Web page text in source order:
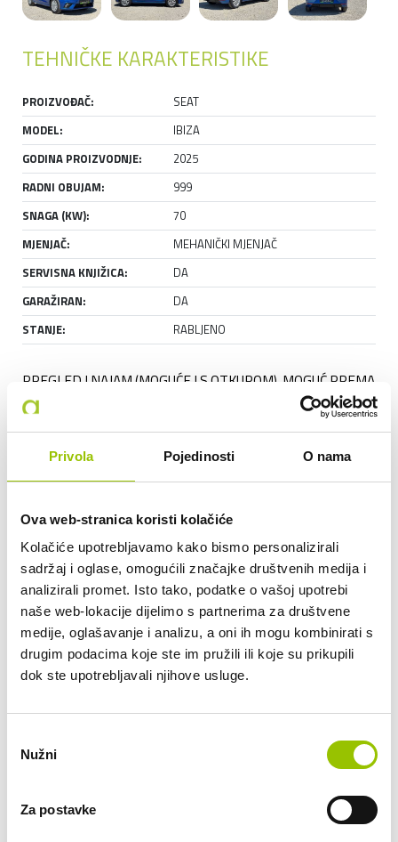
Privola Pojedinosti O nama
Ova web-stranica koristi kolačiće
Kolačiće upotrebljavamo kako bismo personalizirali
sadržaj i oglase, omogućili značajke društvenih medija i
analizirali promet. Isto tako, podatke o vašoj upotrebi
naše web-lokacije dijelimo s partnerima za društvene
medije, oglašavanje i analizu, a oni ih mogu kombinirati s
drugim podacima koje ste im pružili ili koje su prikupili
dok ste upotrebljavali njihove usluge.
pristanka
Nužni
Za postavke
TEHNIČKE KARAKTERISTIKE
PROIZVOĐAČ:
SEAT
MODEL:
IBIZA
GODINA PROIZVODNJE:
2025
RADNI OBUJAM:
999
SNAGA (KW):
70
MJENJAČ:
MEHANIČKI MJENJAČ
SERVISNA KNJIŽICA:
DA
GARAŽIRAN:
DA
STANJE:
RABLJENO
PREGLED I NAJAM (MOGUĆE I S OTKUPOM), MOGUĆ PREMA
DOGOVORU. PRODAJA MOGUĆA NAJRANIJE OD 15.09.2026.
Zanima li Vas ovaj automobil? Pošaljite
Datum preuzimanja vozila:
Željeni rok najma (12 do 48 mjeseci):
Planirana mjesečna kilometraža:
do 800 km
do 4.000 km